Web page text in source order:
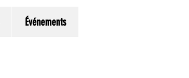
Événements